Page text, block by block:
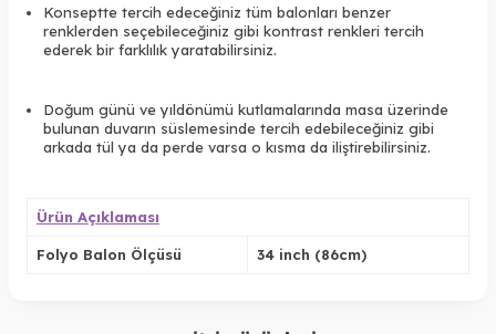
Konseptte tercih edeceğiniz tüm balonları benzer
renklerden seçebileceğiniz gibi kontrast renkleri tercih
ederek bir farklılık yaratabilirsiniz.
Doğum günü ve yıldönümü kutlamalarında masa üzerinde
bulunan duvarın süslemesinde tercih edebileceğiniz gibi
arkada tül ya da perde varsa o kısma da iliştirebilirsiniz.
Ürün Açıklaması
Folyo Balon Ölçüsü 34 inch (86cm)